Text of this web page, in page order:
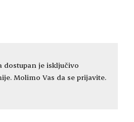
dostupan je isključivo
Molimo Vas da se prijavite.